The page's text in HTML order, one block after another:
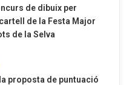
de dibuix per
de la Festa Major
de la Selva
proposta de puntuació